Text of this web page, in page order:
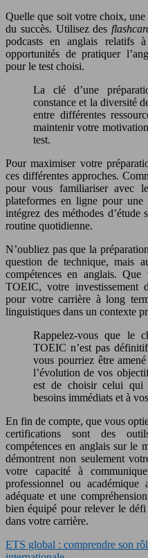
Quelle que soit votre choix,
du succès. Utilisez des
podcasts en anglais relatifs
opportunités de pratiquer
pour le test choisi.
La clé d’une
constance et la diversité
entre différentes
maintenir votre
test.
Pour maximiser votre
ces différentes approches.
pour vous familiariser avec
plateformes en ligne pour
intégrez des méthodes d’étude
routine quotidienne.
N’oubliez pas que la
question de technique, mais
compétences en anglais.
TOEIC, votre investissement
pour votre carrière à long
linguistiques dans un contexte
Rappelez-vous que le
TOEIC n’est pas
vous pourriez être
l’évolution de vos
est de choisir celui qui
besoins immédiats et à
En fin de compte, que vous
certifications sont des
compétences en anglais sur le
démontrent non seulement
votre capacité à
professionnel ou académique
adéquate et une
bien équipé pour relever le
dans votre carrière.
ETS global : comprendre son